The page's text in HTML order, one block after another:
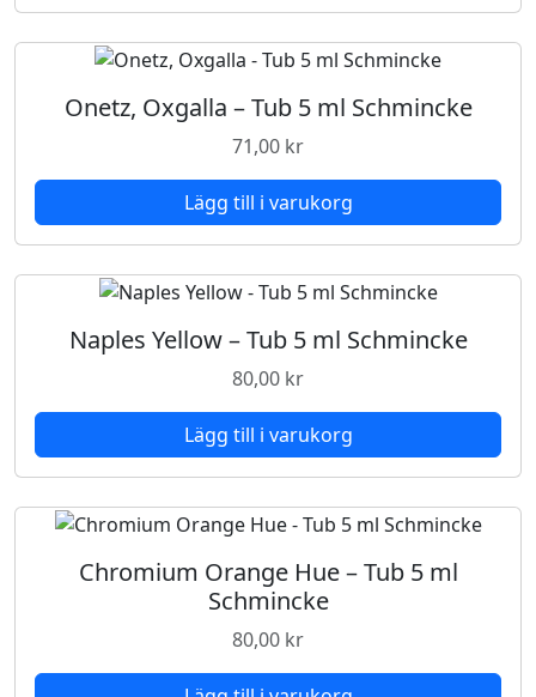
e
m
Onetz, Oxgalla – Tub 5 ml Schmincke
71,00 kr
Lägg till i varukorg
Naples Yellow – Tub 5 ml Schmincke
80,00 kr
Lägg till i varukorg
Chromium Orange Hue – Tub 5 ml
Schmincke
80,00 kr